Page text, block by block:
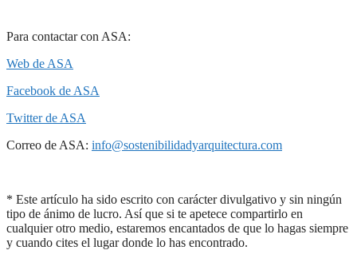
Para contactar con ASA:
Web de ASA
Facebook de ASA
Twitter de ASA
Correo de ASA: info@sostenibilidadyarquitectura.com
* Este artículo ha sido escrito con carácter divulgativo y sin ningún
tipo de ánimo de lucro. Así que si te apetece compartirlo en
cualquier otro medio, estaremos encantados de que lo hagas siempre
y cuando cites el lugar donde lo has encontrado.